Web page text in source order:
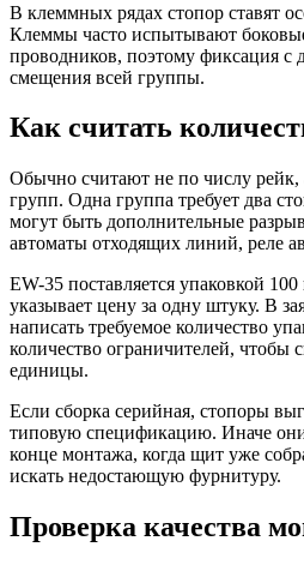
В клеммных рядах стопор ставят
Клеммы часто испытывают
проводников, поэтому фиксация с
смещения всей группы.
Как считать
Обычно считают не по числу
групп. Одна группа требует два
могут быть дополнительные
автоматы отходящих линий, реле
EW-35 поставляется упаковкой
указывает цену за одну штуку. В
написать требуемое количество
количество ограничителей, чтобы
единицы.
Если сборка серийная, стопоры
типовую спецификацию. Иначе
конце монтажа, когда щит уже
искать недостающую фурнитуру.
Проверка качества